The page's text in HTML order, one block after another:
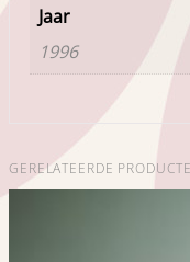
Jaar
1996
GERELATEERDE